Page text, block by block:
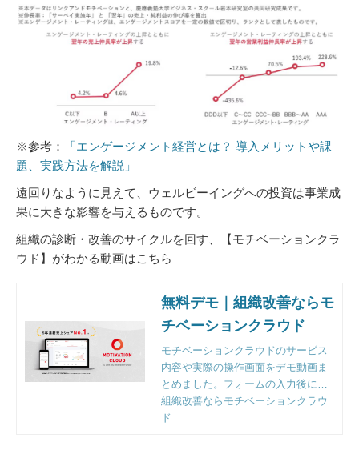
※参考：
「エンゲージメント経営とは？ 導入メリットや課
題、実践方法を解説」
遠回りなように見えて、ウェルビーイングへの投資は事業成
果に大きな影響を与えるものです。
組織の診断・改善のサイクルを回す、【モチベーションクラ
ウド】がわかる動画はこちら
無料デモ｜組織改善ならモ
チベーションクラウド
モチベーションクラウドのサービス
内容や実際の操作画面をデモ動画ま
とめました。フォームの入力後にご
覧いただけます。
組織改善ならモチベーションクラウ
ド